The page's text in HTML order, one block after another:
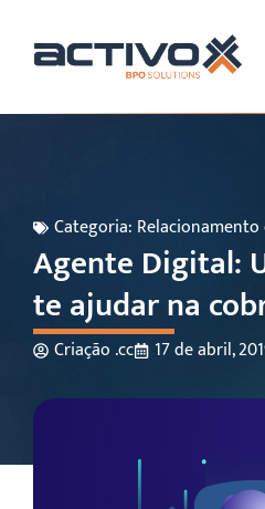
Categoria:
Agente Digital:
te ajudar na
Criação .cc 17 de abril,